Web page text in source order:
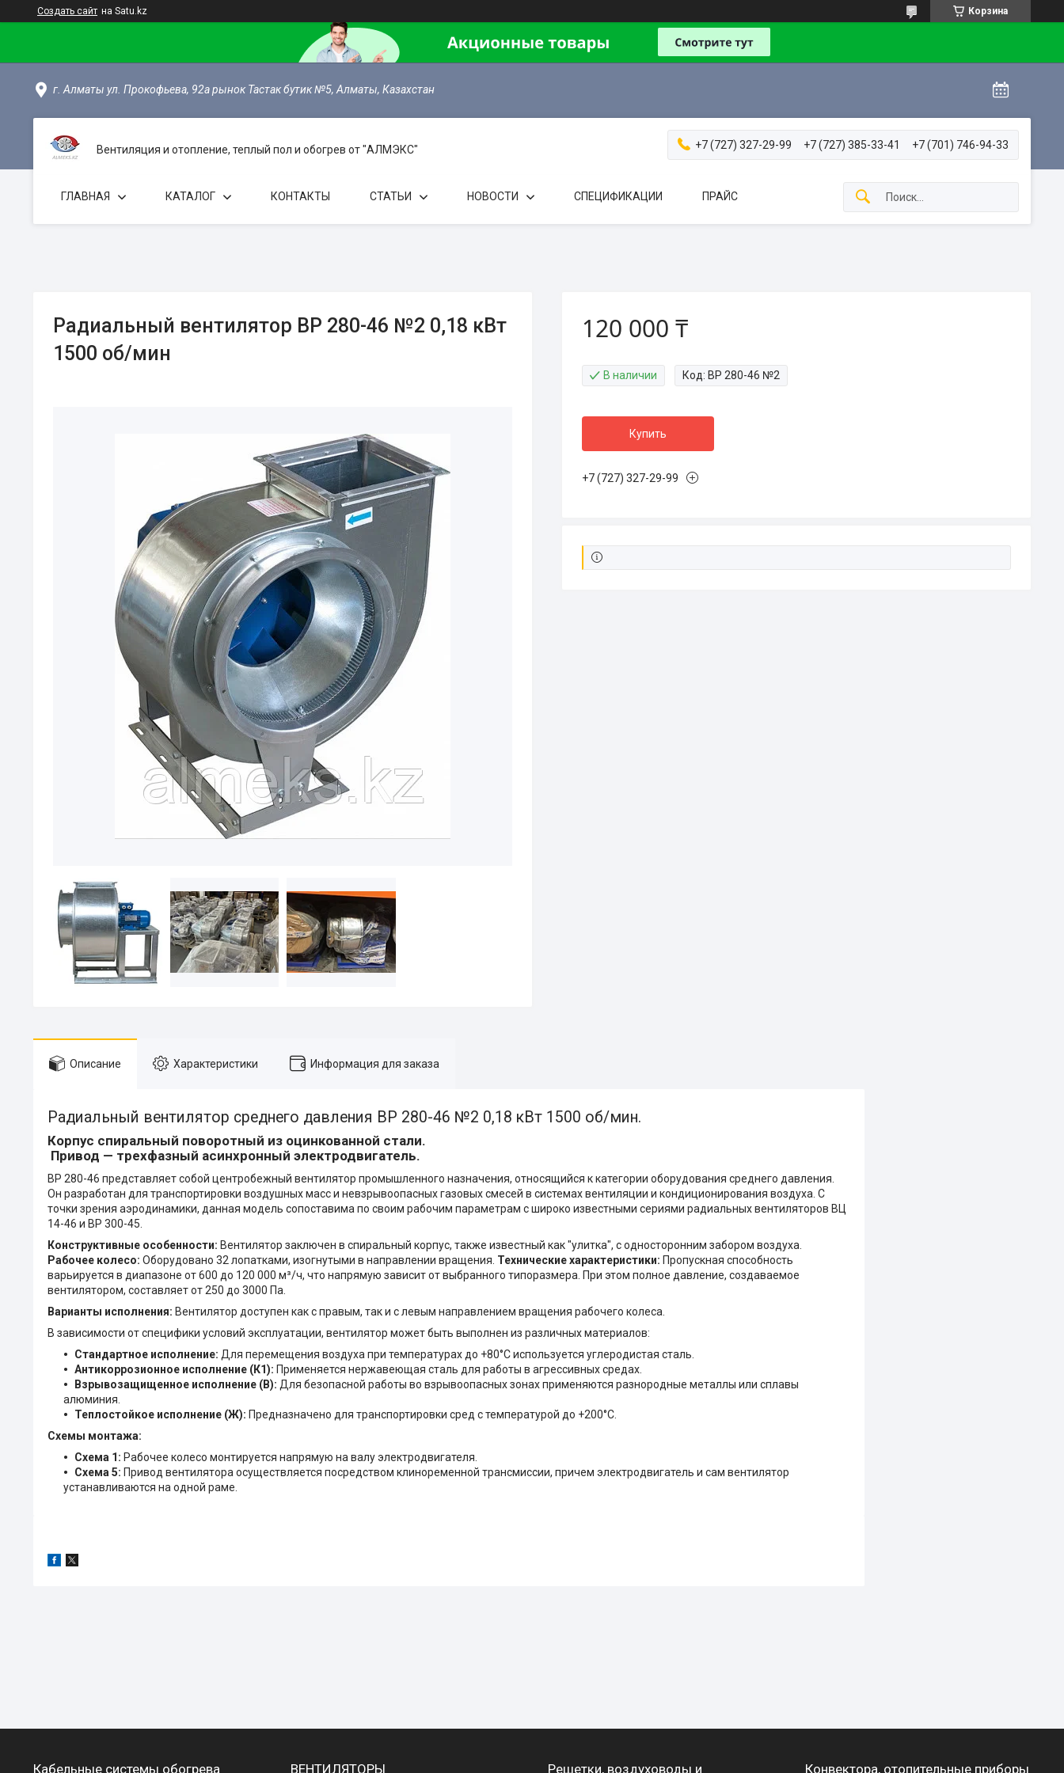
Создать сайт на Satu.kz Корзина
г. Алматы ул. Прокофьева, 92а рынок Тастак бутик №5, Алматы, Казахстан
Вентиляция и отопление, теплый пол и обогрев от "АЛМЭКС" +7 (727) 327-29-99 +7 (727) 385-33-41 +7 (701) 746-94-33
ГЛАВНАЯ КАТАЛОГ КОНТАКТЫ СТАТЬИ НОВОСТИ СПЕЦИФИКАЦИИ ПРАЙС
Радиальный вентилятор ВР 280-46 №2 0,18 кВт
1500 об/мин
120 000 ₸
В наличии Код: ВР 280-46 №2
Купить
+7 (727) 327-29-99
Описание Характеристики Информация для заказа
Радиальный вентилятор среднего давления ВР 280-46 №2 0,18 кВт 1500 об/мин.
Корпус спиральный поворотный из оцинкованной стали.
Привод — трехфазный асинхронный электродвигатель.
ВР 280-46 представляет собой центробежный вентилятор промышленного назначения, относящийся к категории оборудования среднего давления.
Он разработан для транспортировки воздушных масс и невзрывоопасных газовых смесей в системах вентиляции и кондиционирования воздуха. С
точки зрения аэродинамики, данная модель сопоставима по своим рабочим параметрам с широко известными сериями радиальных вентиляторов ВЦ
14-46 и ВР 300-45.
Конструктивные особенности: Вентилятор заключен в спиральный корпус, также известный как "улитка", с односторонним забором воздуха.
Рабочее колесо: Оборудовано 32 лопатками, изогнутыми в направлении вращения. Технические характеристики: Пропускная способность
варьируется в диапазоне от 600 до 120 000 м³/ч, что напрямую зависит от выбранного типоразмера. При этом полное давление, создаваемое
вентилятором, составляет от 250 до 3000 Па.
Варианты исполнения: Вентилятор доступен как с правым, так и с левым направлением вращения рабочего колеса.
В зависимости от специфики условий эксплуатации, вентилятор может быть выполнен из различных материалов:
Стандартное исполнение: Для перемещения воздуха при температурах до +80°C используется углеродистая сталь.
Антикоррозионное исполнение (К1): Применяется нержавеющая сталь для работы в агрессивных средах.
Взрывозащищенное исполнение (В): Для безопасной работы во взрывоопасных зонах применяются разнородные металлы или сплавы
алюминия.
Теплостойкое исполнение (Ж): Предназначено для транспортировки сред с температурой до +200°C.
Схемы монтажа:
Схема 1: Рабочее колесо монтируется напрямую на валу электродвигателя.
Схема 5: Привод вентилятора осуществляется посредством клиноременной трансмиссии, причем электродвигатель и сам вентилятор
устанавливаются на одной раме.
Кабельные системы обогрева ВЕНТИЛЯТОРЫ Решетки, воздуховоды и Конвектора, отопительные приборы